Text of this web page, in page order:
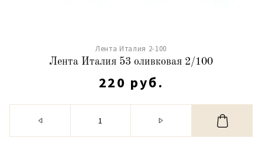
Лента Италия 2-100
Лента Италия 53 оливковая 2/100
220 руб.